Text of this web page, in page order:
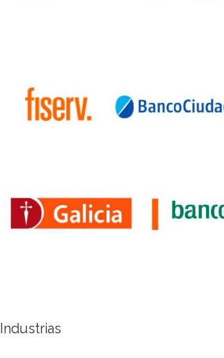
Industrias